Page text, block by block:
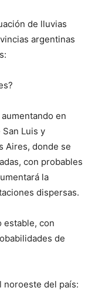
de lluvias
argentinas
en
Luis y
Aires, donde se
con probables
la
dispersas.
estable, con
de
noroeste del país: